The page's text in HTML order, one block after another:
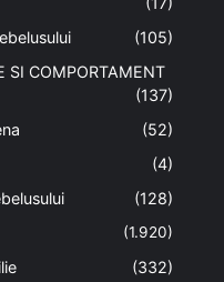
(105)
SI COMPORTAMENT
(137)
(52)
(4)
(128)
(1.920)
(332)